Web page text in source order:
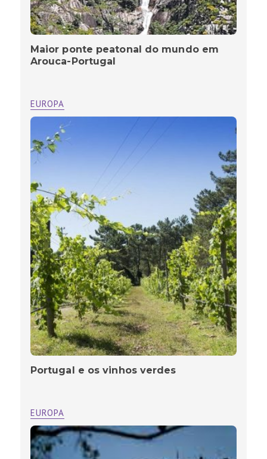
Maior ponte peatonal do mundo em
Arouca-Portugal
EUROPA
Portugal e os vinhos verdes
EUROPA